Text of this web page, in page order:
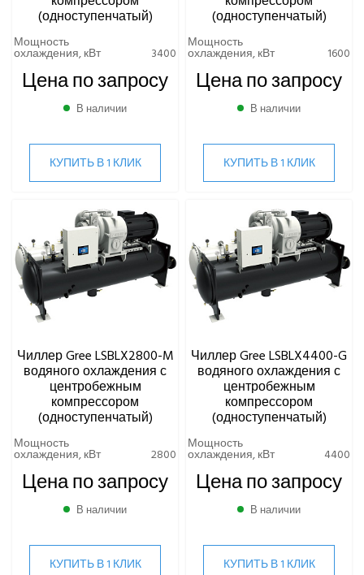
(одноступенчатый)
Мощность
охлаждения, кВт 3400
Цена по запросу
В наличии
КУПИТЬ В 1 КЛИК
(одноступенчатый)
Мощность
охлаждения, кВт 1600
Цена по запросу
В наличии
КУПИТЬ В 1 КЛИК
Чиллер Gree LSBLX2800-M
водяного охлаждения с
центробежным
компрессором
(одноступенчатый)
Мощность
охлаждения, кВт 2800
Цена по запросу
В наличии
КУПИТЬ В 1 КЛИК
Чиллер Gree LSBLX4400-G
водяного охлаждения с
центробежным
компрессором
(одноступенчатый)
Мощность
охлаждения, кВт 4400
Цена по запросу
В наличии
КУПИТЬ В 1 КЛИК